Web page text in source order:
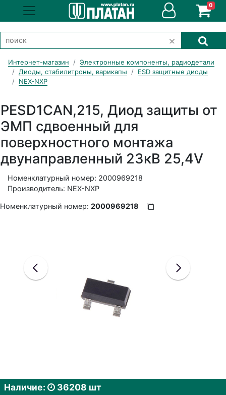
0
Интернет-магазин
Электронные компоненты, радиодетали
Диоды, стабилитроны, варикапы
ESD защитные диоды
NEX-NXP
PESD1CAN,215, Диод защиты от
ЭМП сдвоенный для
поверхностного монтажа
двунаправленный 23кВ 25,4V
Номенклатурный номер: 2000969218
Производитель: NEX-NXP
Номенклатурный номер: 2000969218
Наличие: 36208 шт